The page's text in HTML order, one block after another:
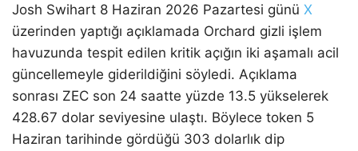
Josh Swihart 8 Haziran 2026 Pazartesi günü X
üzerinden yaptığı açıklamada Orchard gizli işlem
havuzunda tespit edilen kritik açığın iki aşamalı acil
güncellemeyle giderildiğini söyledi. Açıklama
sonrası ZEC son 24 saatte yüzde 13.5 yükselerek
428.67 dolar seviyesine ulaştı. Böylece token 5
Haziran tarihinde gördüğü 303 dolarlık dip